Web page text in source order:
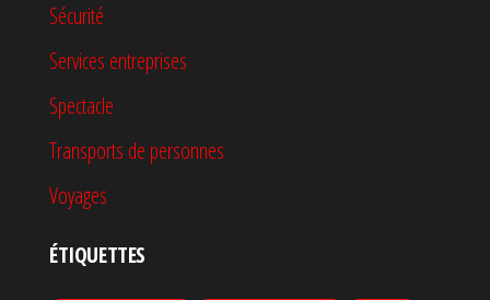
Sécurité
Services entreprises
Spectacle
Transports de personnes
Voyages
ÉTIQUETTES